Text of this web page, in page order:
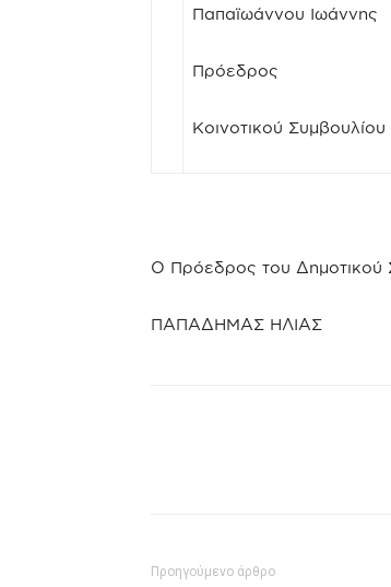
Παπαϊωάννου Ιωάννης
Πρόεδρος
Κοινοτικού
Ο Πρόεδρος του Δημοτικού
ΠΑΠΑΔΗΜΑΣ ΗΛΙΑΣ
Προηγούμενο άρθρο